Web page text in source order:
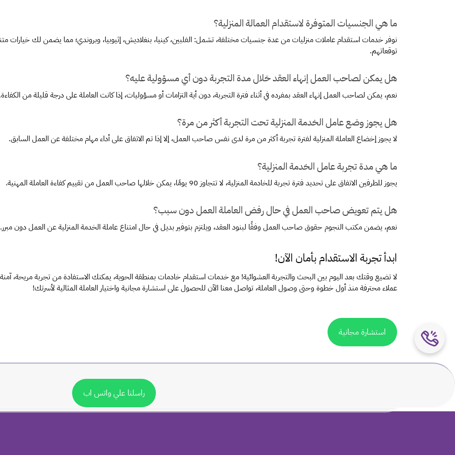
ما هي الجنسيات المتوفرة لاستقدام العمالة المنزلية؟
توقعاتهم.
هل يمكن لصاحب العمل إنهاء العقد خلال مدة التجربة دون أي مسؤولية عليه؟
نعم، يمكن لصاحب العمل إنهاء العقد بمفرده في أثناء فترة التجربة، دون أية التزامات أو مسؤوليات، إذا كانت العاملة على درجة قليلة من
هل يجوز وضع عامل الخدمة المنزلية تحت التجربة أكثر من مرة؟
لا يجوز إخضاع العاملة المنزلية لفترة تجربة أكثر من مرة لدى نفس صاحب العمل، إلا إذا تم الاتفاق على أداء مهام مختلفة عن العمل السابق.
ما هي مدة تجربة عامل الخدمة المنزلية؟
يجوز للطرفين الاتفاق على تحديد فترة تجربة للخادمة المنزلية، لا تتجاوز 90 يومًا، يمكن خلالها صاحب العمل من تقييم كفاءة العاملة المهنية.
هل يتم تعويض صاحب العمل في حال رفض العاملة العمل دون سبب؟
نعم، يضمن مكتب النجوم حقوق صاحب العمل وفقًا لبنود العقد، ويلتزم بتوفير بديل في حال امتناع عاملة الخدمة المنزلية عن العمل دون مبرر.
ابدأ تجربة الاستقدام بأمان الآن!
عملاء محترفة منذ أول خطوة وحتى وصول العاملة، تواصل معنا الآن للحصول على استشارة مجانية واختيار العاملة المثالية لأسرتك!
استشارة مجانية
راسلنا علي واتس اب